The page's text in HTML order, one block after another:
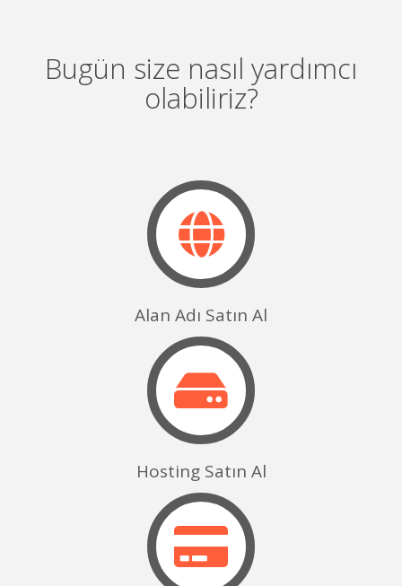
Bugün size nasıl yardımcı
olabiliriz?
Alan Adı Satın Al
Hosting Satın Al